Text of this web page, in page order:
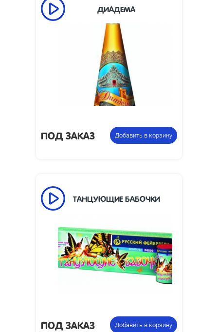
ДИАДЕМА
Высота пламени, м:
Размеры упаковки,
320 x 110
Фонтан
пиротехнический
ПОД ЗАКАЗ Добавить в корзину
ТАНЦУЮЩИЕ БАБОЧКИ
Высота пламени, м:
1
Размеры упаковки,
75 x 45
Цена указана за
фасовку:
Упаковка из 6
ПОД ЗАКАЗ Добавить в корзину